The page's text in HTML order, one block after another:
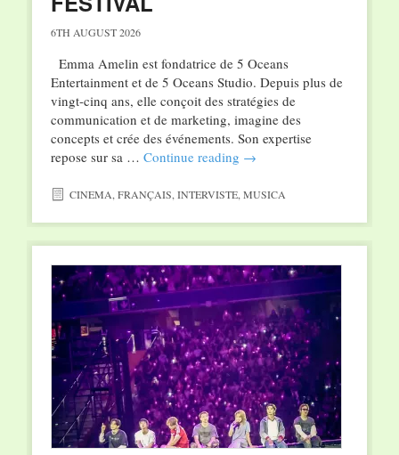
6TH AUGUST 2026
Emma Amelin est fondatrice de 5 Oceans
Entertainment et de 5 Oceans Studio. Depuis plus de
vingt-cinq ans, elle conçoit des stratégies de
communication et de marketing, imagine des
concepts et crée des événements. Son expertise
repose sur sa … Continue reading →
CINEMA FRANÇAIS INTERVISTE, MUSICA